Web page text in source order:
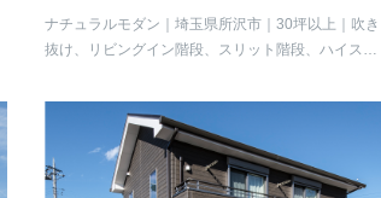
な住まい
ナチュラルモダン 埼玉県所沢市 30坪以上
吹き
抜け、リビングイン階段、スリット階段、ハイスタ
リークローゼット